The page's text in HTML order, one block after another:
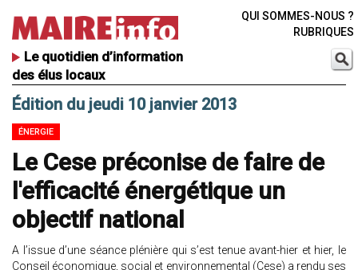
Le quotidien d’information
des élus locaux
QUI SOMMES-NOUS ?
RUBRIQUES
Édition du jeudi 10 janvier 2013
ÉNERGIE
Le Cese préconise de faire de
l'efficacité énergétique un
objectif national
A l’issue d’une séance plénière qui s’est tenue avant-hier et hier, le
Conseil économique, social et environnemental (Cese) a rendu ses